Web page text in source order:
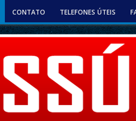
CONTATO TELEFONES ÚTEIS